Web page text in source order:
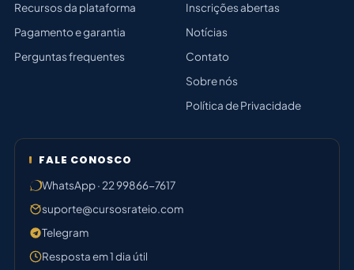
Recursos da plataforma
Pagamento e garantia
Perguntas frequentes
Inscrições abertas
Notícias
Contato
Sobre nós
Política de Privacidade
FALE CONOSCO
WhatsApp · 22 99866-7617
suporte@cursosrateio.com
Telegram
Resposta em 1 dia útil